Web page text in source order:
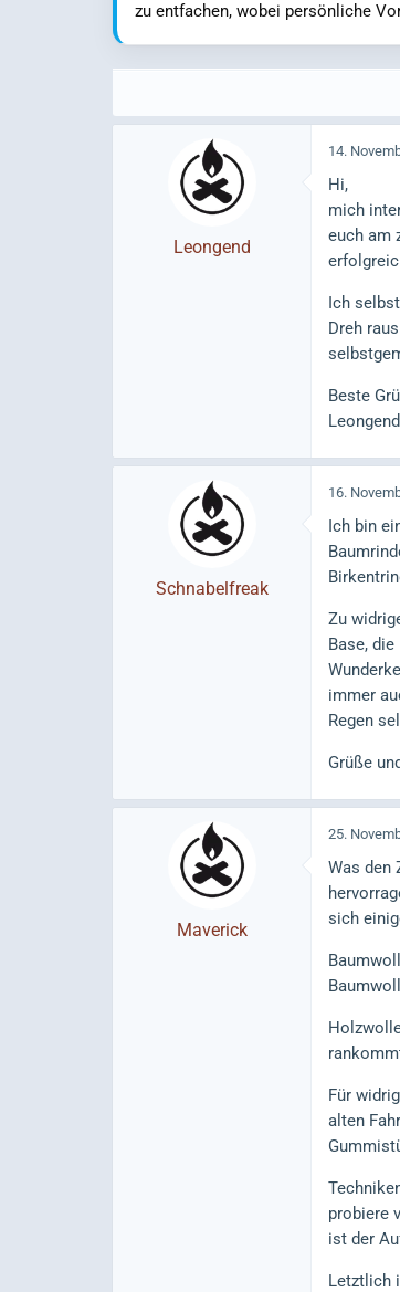
zu entfachen, wobei persönliche
Leongend
14.
Hi,
mich
euch am
Ich
Dreh
Beste
Leongend
Schnabelfreak
16.
Ich bin
Zu
Base,
immer
Regen
Grüße
Maverick
25.
Was den
sich
Für
alten
probiere
ist der
Letztlich